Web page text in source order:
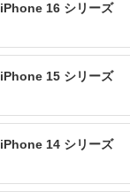
iPhone 16 シリーズ
iPhone 15 シリーズ
iPhone 14 シリーズ